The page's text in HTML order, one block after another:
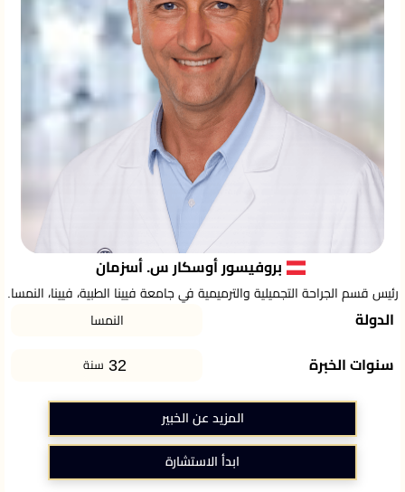
بروفيسور أوسكار س. أسزمان
رئيس قسم الجراحة التجميلية والترميمية في جامعة فيينا الطبية، فيينا، النمسا.
الدولة النمسا
سنوات الخبرة 32 سنة
المزيد عن الخبير
ابدأ الاستشارة